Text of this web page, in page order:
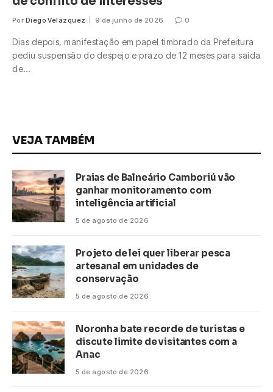
Por Diego Velázquez 9 de junho de 2026 0
Dias depois, manifestação em papel timbrado da Prefeitura
pediu suspensão do despejo e prazo de 12 meses para saída
de…
VEJA TAMBÉM
Praias de Balneário Camboriú vão
ganhar monitoramento com
inteligência artificial
5 de agosto de 2026
Projeto de lei quer liberar pesca
artesanal em unidades de
conservação
5 de agosto de 2026
Noronha bate recorde de turistas e
discute limite de visitantes com a
Anac
5 de agosto de 2026